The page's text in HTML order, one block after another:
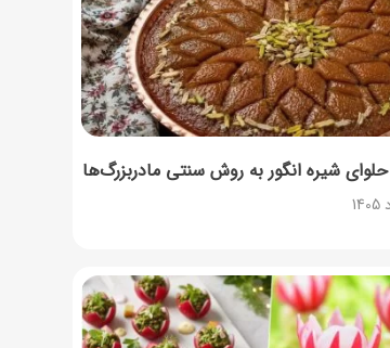
شیره انگور به روش سنتی مادربزرگ‌ها